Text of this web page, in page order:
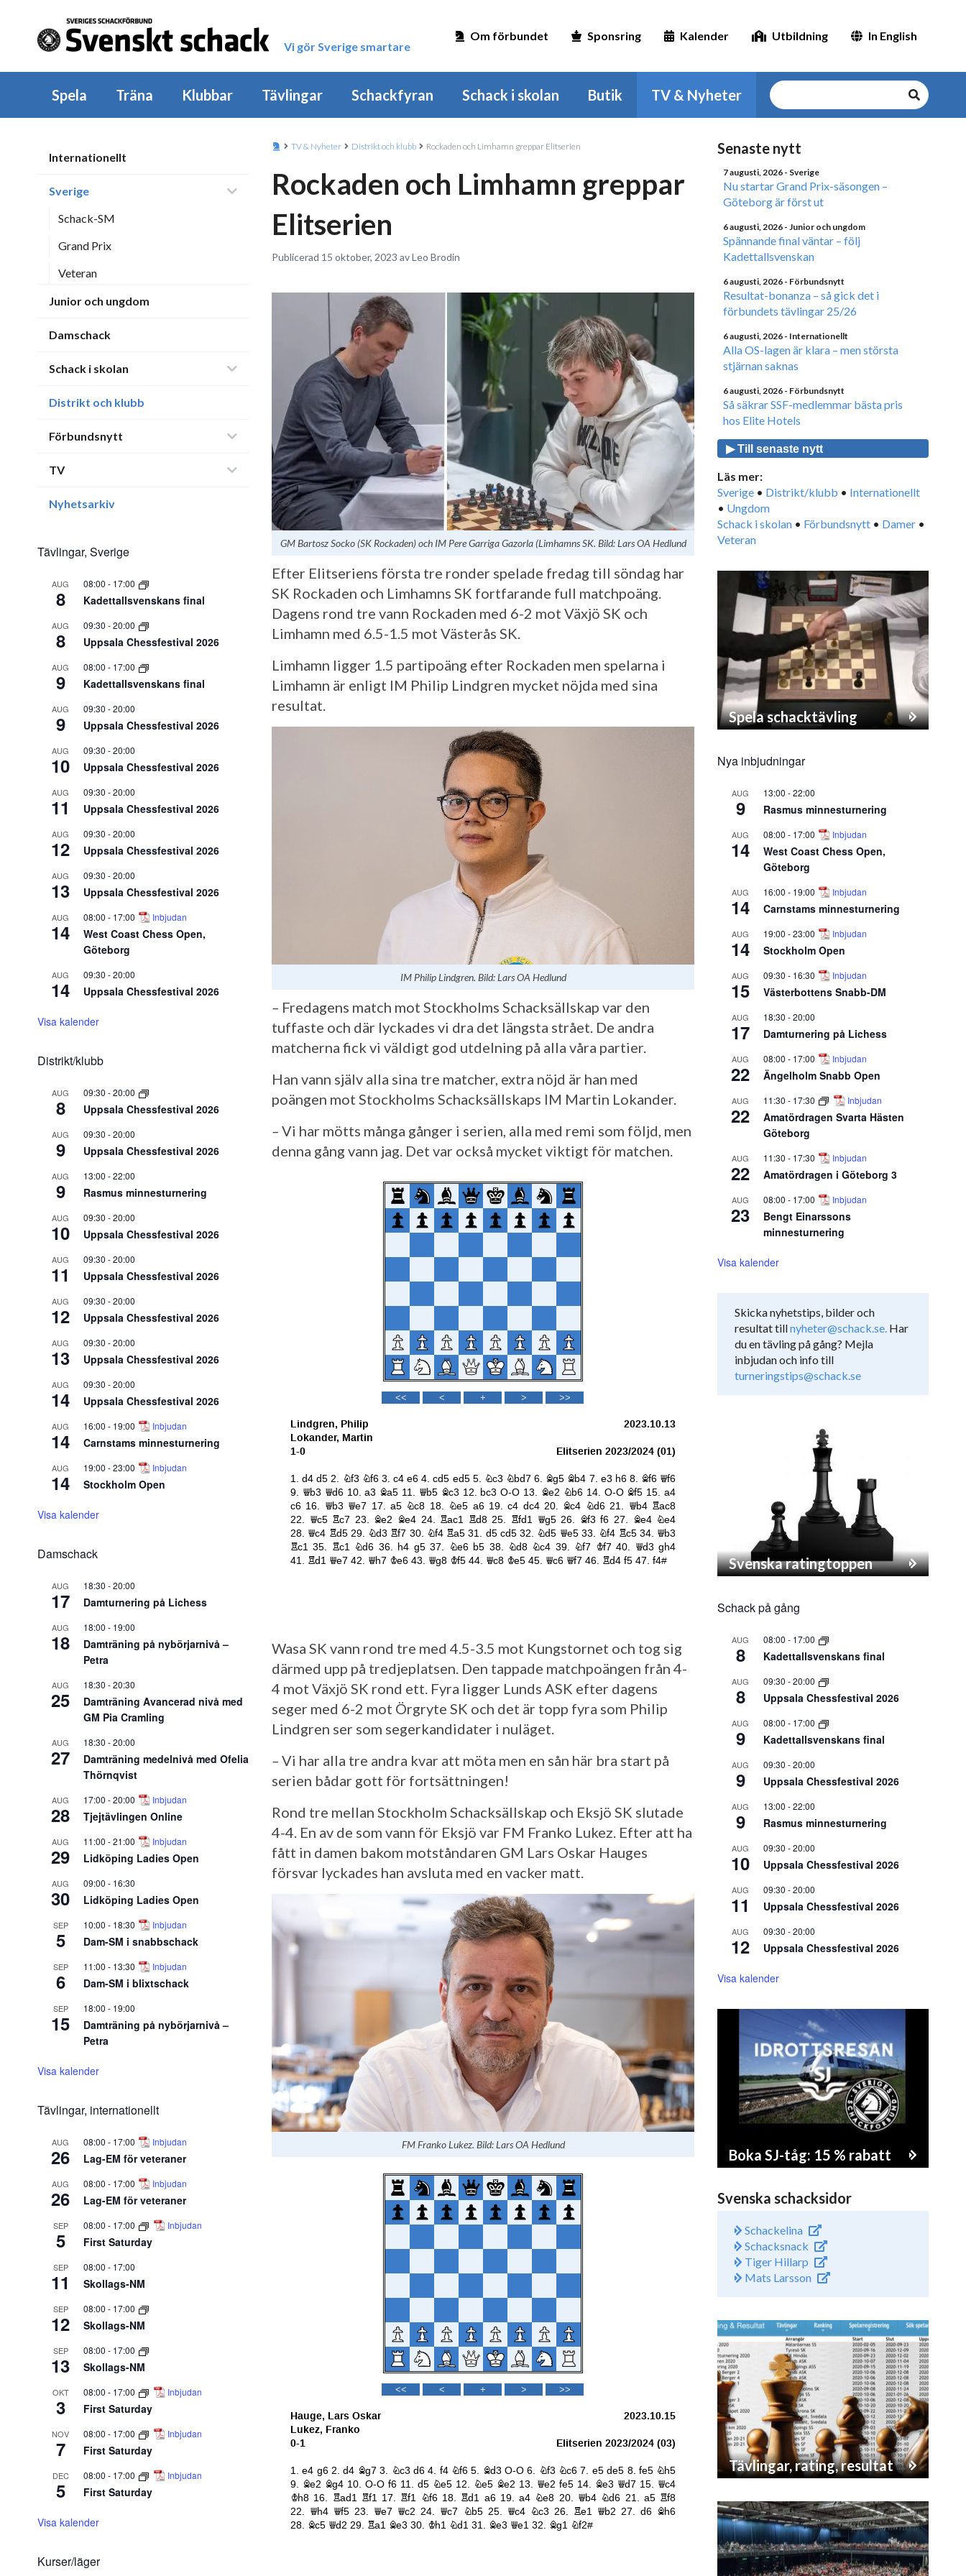
Vi gör Sverige smartare
Om förbundet Sponsring Kalender Utbildning In English
Spela Träna Klubbar Tävlingar Schackfyran Schack i skolan Butik TV & Nyheter
Internationellt
Sverige
Schack-SM
Grand Prix
Veteran
Junior och ungdom
Damschack
Schack i skolan
Distrikt och klubb
Förbundsnytt
TV
Nyhetsarkiv
Tävlingar, Sverige
AUG
8
08:00 - 17:00
Kadettallsvenskans final
AUG
8
09:30 -20:00
Uppsala Chessfestival 2026
AUG
9
08:00 - 17:00
Kadettallsvenskans final
AUG
9
09:30 -20:00
Uppsala Chessfestival 2026
AUG
10
09:30 -20:00
Uppsala Chessfestival 2026
AUG
11
09:30 -20:00
Uppsala Chessfestival 2026
AUG
12
09:30 -20:00
Uppsala Chessfestival 2026
AUG
13
09:30 -20:00
Uppsala Chessfestival 2026
AUG
14
08:00 - 17:00 Inbjudan
West Coast Chess Open,
Göteborg
AUG
14
09:30 -20:00
Uppsala Chessfestival 2026
Visa kalender
Distrikt/klubb
AUG
8
09:30 -20:00
Uppsala Chessfestival 2026
AUG
9
09:30 -20:00
Uppsala Chessfestival 2026
AUG
9
13:00 -22:00
Rasmus minnesturnering
AUG
10
09:30 -20:00
Uppsala Chessfestival 2026
AUG
11
09:30 -20:00
Uppsala Chessfestival 2026
AUG
12
09:30 -20:00
Uppsala Chessfestival 2026
AUG
13
09:30 -20:00
Uppsala Chessfestival 2026
AUG
14
09:30 -20:00
Uppsala Chessfestival 2026
AUG
14
16:00 - 19:00 Inbjudan
Carnstams minnesturnering
AUG
14
19:00 -23:00 Inbjudan
Stockholm Open
Visa kalender
Damschack
AUG
17
18:30 -20:00
Damturnering på Lichess
AUG
18
18:00 - 19:00
Damträning på nybörjarnivå –
Petra
AUG
25
18:30 -20:30
Damträning Avancerad nivå med
GM Pia Cramling
AUG
27
18:30 -20:00
Damträning medelnivå med Ofelia
Thörnqvist
AUG
28
17:00 -20:00 Inbjudan
Tjejtävlingen Online
AUG
29
11:00 -21:00 Inbjudan
Lidköping Ladies Open
AUG
30
09:00 - 16:30
Lidköping Ladies Open
SEP
5
10:00 - 18:30 Inbjudan
Dam-SM i snabbschack
SEP
6
11:00 - 13:30 Inbjudan
Dam-SM i blixtschack
SEP
15
18:00 - 19:00
Damträning på nybörjarnivå –
Petra
Visa kalender
Tävlingar, internationellt
AUG
26
08:00 - 17:00 Inbjudan
Lag-EM för veteraner
AUG
26
08:00 - 17:00 Inbjudan
Lag-EM för veteraner
SEP
5
08:00 - 17:00 Inbjudan
First Saturday
SEP
11
08:00 - 17:00
Skollags-NM
SEP
12
08:00 - 17:00
Skollags-NM
SEP
13
08:00 - 17:00
Skollags-NM
OKT
3
08:00 - 17:00 Inbjudan
First Saturday
NOV
7
08:00 - 17:00 Inbjudan
First Saturday
DEC
5
08:00 - 17:00 Inbjudan
First Saturday
Visa kalender
Kurser/läger
TV & Nyheter Distrikt och klubb Rockaden och Limhamn greppar Elitserien
Rockaden och Limhamn greppar
Elitserien
Publicerad 15 oktober, 2023 av Leo Brodin
GM Bartosz Socko (SK Rockaden) och IM Pere Garriga Gazorla (Limhamns SK. Bild: Lars OA Hedlund
Efter Elitseriens första tre ronder spelade fredag till söndag har
SK Rockaden och Limhamns SK fortfarande full matchpoäng.
Dagens rond tre vann Rockaden med 6-2 mot Växjö SK och
Limhamn med 6.5-1.5 mot Västerås SK.
Limhamn ligger 1.5 partipoäng efter Rockaden men spelarna i
Limhamn är enligt IM Philip Lindgren mycket nöjda med sina
resultat.
IM Philip Lindgren. Bild: Lars OA Hedlund
– Fredagens match mot Stockholms Schacksällskap var den
tuffaste och där lyckades vi dra det längsta strået. De andra
matcherna fick vi väldigt god utdelning på alla våra partier.
Han vann själv alla sina tre matcher, extra nöjd är han med
poängen mot Stockholms Schacksällskaps IM Martin Lokander.
– Vi har mötts många gånger i serien, alla med remi som följd, men
denna gång vann jag. Det var också mycket viktigt för matchen.
Wasa SK vann rond tre med 4.5-3.5 mot Kungstornet och tog sig
därmed upp på tredjeplatsen. Den tappade matchpoängen från 4-
4 mot Växjö SK rond ett. Fyra ligger Lunds ASK efter dagens
seger med 6-2 mot Örgryte SK och det är topp fyra som Philip
Lindgren ser som segerkandidater i nuläget.
– Vi har alla tre andra kvar att möta men en sån här bra start på
serien bådar gott för fortsättningen!
Rond tre mellan Stockholm Schacksällskap och Eksjö SK slutade
4-4. En av de som vann för Eksjö var FM Franko Lukez. Efter att ha
fått in damen bakom motståndaren GM Lars Oskar Hauges
försvar lyckades han avsluta med en vacker matt.
FM Franko Lukez. Bild: Lars OA Hedlund
Senaste nytt
7 augusti, 2026 - Sverige
Nu startar Grand Prix-säsongen –
Göteborg är först ut
6 augusti, 2026 - Junior och ungdom
Spännande final väntar – följ
Kadettallsvenskan
6 augusti, 2026 - Förbundsnytt
Resultat-bonanza – så gick det i
förbundets tävlingar 25/26
6 augusti, 2026 - Internationellt
Alla OS-lagen är klara – men största
stjärnan saknas
6 augusti, 2026 - Förbundsnytt
Så säkrar SSF-medlemmar bästa pris
hos Elite Hotels
▶ Till senaste nytt
Läs mer:
Sverige • Distrikt/klubb • Internationellt
• Ungdom
Schack i skolan • Förbundsnytt • Damer •
Veteran
Spela schacktävling
Nya inbjudningar
AUG
9
13:00 -22:00
Rasmus minnesturnering
AUG
14
08:00 - 17:00 Inbjudan
West Coast Chess Open,
Göteborg
AUG
14
16:00 - 19:00 Inbjudan
Carnstams minnesturnering
AUG
14
19:00 -23:00 Inbjudan
Stockholm Open
AUG
15
09:30 - 16:30 Inbjudan
Västerbottens Snabb-DM
AUG
17
18:30 -20:00
Damturnering på Lichess
AUG
22
08:00 - 17:00 Inbjudan
Ängelholm Snabb Open
AUG
22
11:30 - 17:30 Inbjudan
Amatördragen Svarta Hästen
Göteborg
AUG
22
11:30 - 17:30 Inbjudan
Amatördragen i Göteborg 3
AUG
23
08:00 - 17:00 Inbjudan
Bengt Einarssons
minnesturnering
Visa kalender
Skicka nyhetstips, bilder och
resultat tillnyheter@schack.se. Har
du en tävling på gång? Mejla
inbjudan och info till
turneringstips@schack.se
Svenska ratingtoppen
Schack på gång
AUG
8
08:00 - 17:00
Kadettallsvenskans final
AUG
8
09:30 -20:00
Uppsala Chessfestival 2026
AUG
9
08:00 - 17:00
Kadettallsvenskans final
AUG
9
09:30 -20:00
Uppsala Chessfestival 2026
AUG
9
13:00 -22:00
Rasmus minnesturnering
AUG
10
09:30 -20:00
Uppsala Chessfestival 2026
AUG
11
09:30 -20:00
Uppsala Chessfestival 2026
AUG
12
09:30 -20:00
Uppsala Chessfestival 2026
Visa kalender
Boka SJ-tåg: 15 % rabatt
Svenska schacksidor
Schackelina
Schacksnack
Tiger Hillarp
Mats Larsson
Tävlingar, rating, resultat